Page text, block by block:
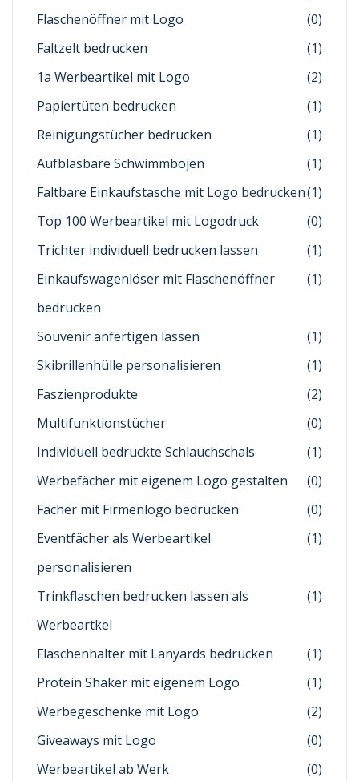
Flaschenöffner mit Logo
(0)
Faltzelt bedrucken
(1)
1a Werbeartikel mit Logo
(2)
Papiertüten bedrucken
(1)
Reinigungstücher bedrucken
(1)
Aufblasbare Schwimmbojen
(1)
Faltbare Einkaufstasche mit Logo bedrucken(1)
Top 100 Werbeartikel mit Logodruck
(0)
Trichter individuell bedrucken lassen
(1)
Einkaufswagenlöser mit Flaschenöffner
bedrucken
(1)
Souvenir anfertigen lassen
(1)
Skibrillenhülle personalisieren
(1)
Faszienprodukte
(2)
Multifunktionstücher
(0)
Individuell bedruckte Schlauchschals
(1)
Werbefächer mit eigenem Logo gestalten
(0)
Fächer mit Firmenlogo bedrucken
(0)
Eventfächer als Werbeartikel
personalisieren
(1)
Trinkflaschen bedrucken lassen als
Werbeartkel
(1)
Flaschenhalter mit Lanyards bedrucken
(1)
Protein Shaker mit eigenem Logo
(1)
Werbegeschenke mit Logo
(2)
Giveaways mit Logo
(0)
Werbeartikel ab Werk
(0)